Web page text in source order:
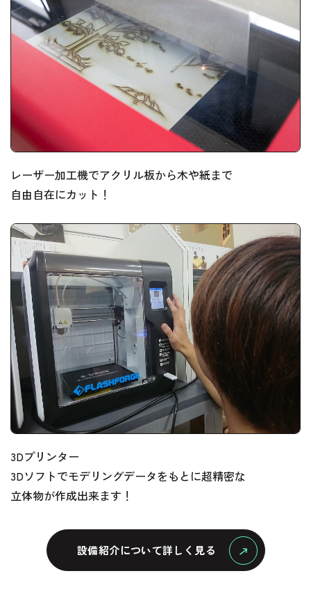
レーザー加工機でアクリル板から木や紙まで
自由自在にカット！
3Dプリンター
3Dソフトでモデリングデータをもとに超精密な
立体物が作成出来ます！
設備紹介について詳しく見る